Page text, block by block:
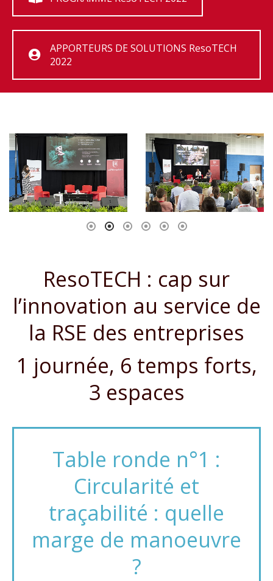
APPORTEURS DE SOLUTIONS ResoTECH
2022
ResoTECH : cap sur
l’innovation au service de
la RSE des entreprises
1 journée, 6 temps forts,
3 espaces
Table ronde n°1 :
Circularité et
traçabilité : quelle
marge de manoeuvre
?